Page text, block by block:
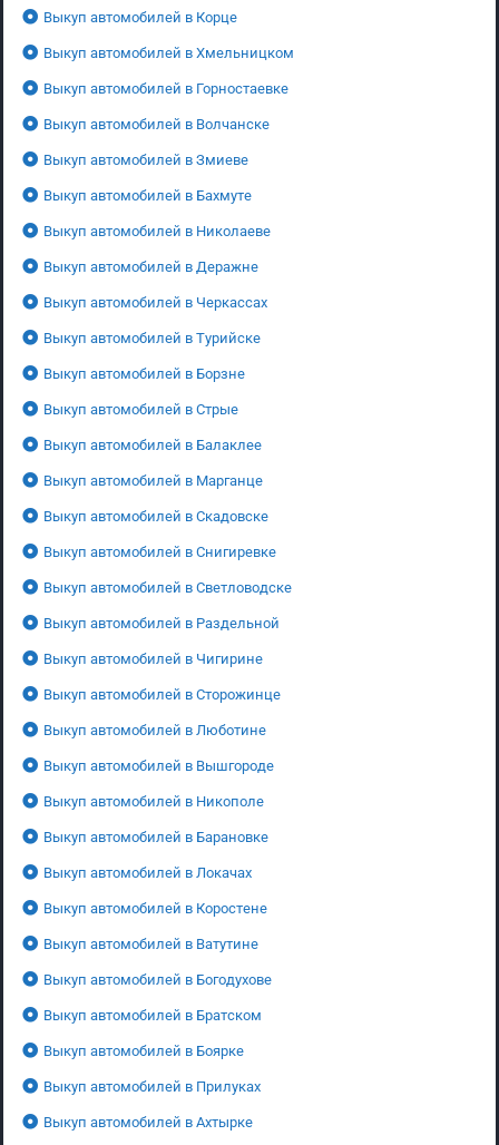
Выкуп автомобилей в Корце
Выкуп автомобилей в Хмельницком
Выкуп автомобилей в Горностаевке
Выкуп автомобилей в Волчанске
Выкуп автомобилей в Змиеве
Выкуп автомобилей в Бахмуте
Выкуп автомобилей в Николаеве
Выкуп автомобилей в Деражне
Выкуп автомобилей в Черкассах
Выкуп автомобилей в Турийске
Выкуп автомобилей в Борзне
Выкуп автомобилей в Стрые
Выкуп автомобилей в Балаклее
Выкуп автомобилей в Марганце
Выкуп автомобилей в Скадовске
Выкуп автомобилей в Снигиревке
Выкуп автомобилей в Светловодске
Выкуп автомобилей в Раздельной
Выкуп автомобилей в Чигирине
Выкуп автомобилей в Сторожинце
Выкуп автомобилей в Люботине
Выкуп автомобилей в Вышгороде
Выкуп автомобилей в Никополе
Выкуп автомобилей в Барановке
Выкуп автомобилей в Локачах
Выкуп автомобилей в Коростене
Выкуп автомобилей в Ватутине
Выкуп автомобилей в Богодухове
Выкуп автомобилей в Братском
Выкуп автомобилей в Боярке
Выкуп автомобилей в Прилуках
Выкуп автомобилей в Ахтырке